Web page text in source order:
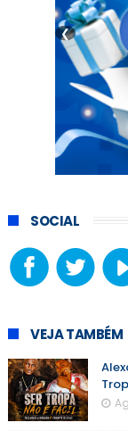
❮
SOCIAL
VEJA TAMBÉM